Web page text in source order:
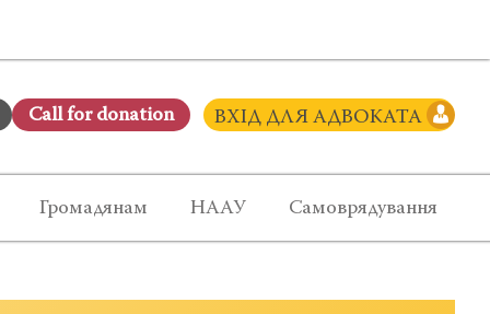
Сall for donation ВХІД ДЛЯ АДВОКАТА
Громадянам НААУ Самоврядування